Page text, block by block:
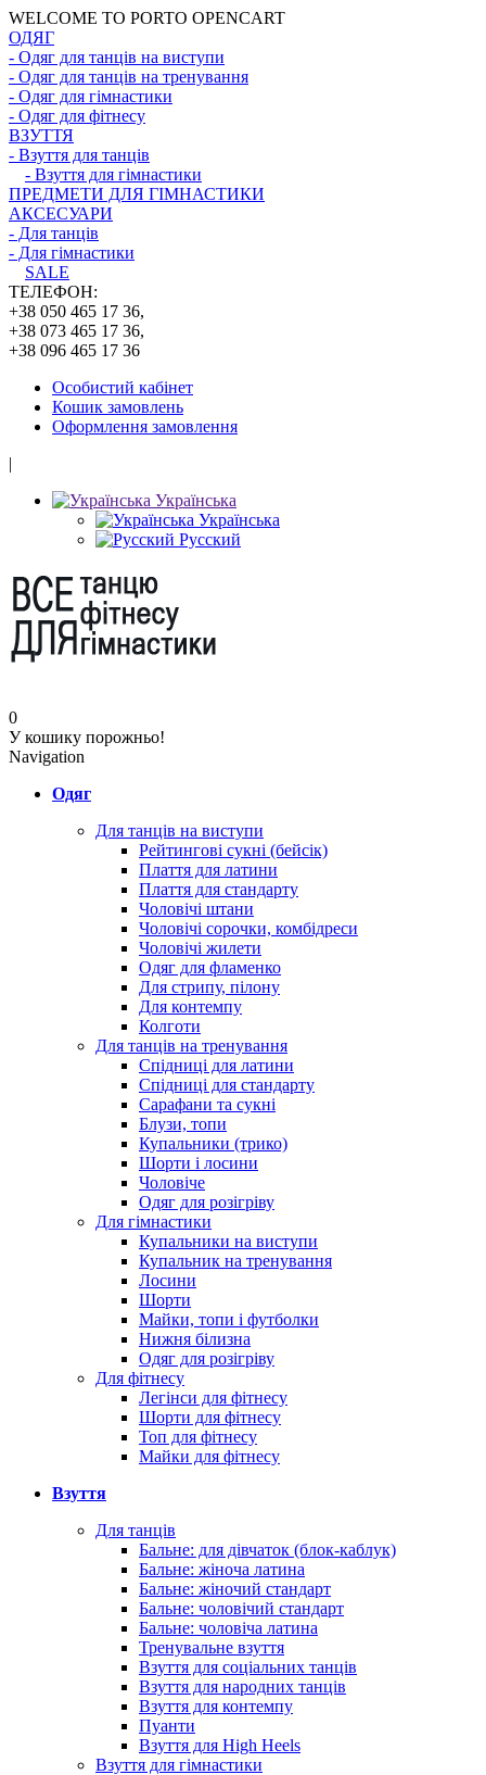
WELCOME TO PORTO OPENCART
ОДЯГ
- Одяг для танців на виступи
- Одяг для танців на тренування
- Одяг для гімнастики
- Одяг для фітнесу
ВЗУТТЯ
- Взуття для танців
- Взуття для гімнастики
ПРЕДМЕТИ ДЛЯ ГІМНАСТИКИ
АКСЕСУАРИ
- Для танців
- Для гімнастики
SALE
ТЕЛЕФОН:
+38 050 465 17 36,
+38 073 465 17 36,
+38 096 465 17 36
Особистий кабінет
Кошик замовлень
Оформлення замовлення
|
Українська
Українська
Русский
0
У кошику порожньо!
Navigation
Одяг
Для танців на виступи
Рейтингові сукні (бейсік)
Плаття для латини
Плаття для стандарту
Чоловічі штани
Чоловічі сорочки, комбідреси
Чоловічі жилети
Одяг для фламенко
Для стрипу, пілону
Для контемпу
Колготи
Для танців на тренування
Спідниці для латини
Спідниці для стандарту
Сарафани та сукні
Блузи, топи
Купальники (трико)
Шорти і лосини
Чоловіче
Одяг для розігріву
Для гімнастики
Купальники на виступи
Купальник на тренування
Лосини
Шорти
Майки, топи і футболки
Нижня білизна
Одяг для розігріву
Для фітнесу
Легінси для фітнесу
Шорти для фітнесу
Топ для фітнесу
Майки для фітнесу
Взуття
Для танців
Бальне: для дівчаток (блок-каблук)
Бальне: жіноча латина
Бальне: жіночий стандарт
Бальне: чоловічий стандарт
Бальне: чоловіча латина
Тренувальне взуття
Взуття для соціальних танців
Взуття для народних танців
Взуття для контемпу
Пуанти
Взуття для High Heels
Взуття для гімнастики